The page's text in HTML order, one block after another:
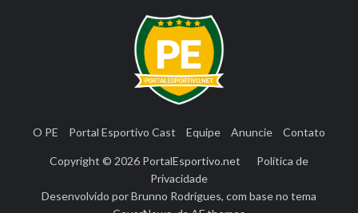
O PE Portal Esportivo Cast Equipe Anuncie Contato
Copyright © 2026 PortalEsportivo.net
Política de
Privacidade
Desenvolvido porBrunno Rodrigues, com base no tema